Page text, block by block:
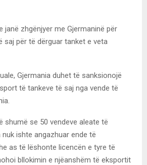
janë zhgënjyer me Gjermaninë për
saj për të dërguar tanket e veta
Gjermania duhet të sanksionojë
të tankeve të saj nga vende të
shumë se 50 vendeve aleate të
ishte angazhuar ende të
as të lëshonte licencën e tyre të
bllokimin e njëanshëm të eksportit